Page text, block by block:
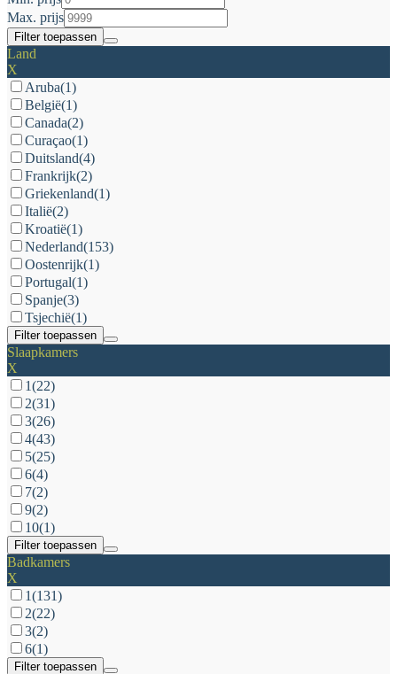
Max. prijs
Filter toepassen
Land
X
Aruba(1)
België(1)
Canada(2)
Curaçao(1)
Duitsland(4)
Frankrijk(2)
Griekenland(1)
Italië(2)
Kroatië(1)
Nederland(153)
Oostenrijk(1)
Portugal(1)
Spanje(3)
Tsjechië(1)
Filter toepassen
Slaapkamers
X
1(22)
2(31)
3(26)
4(43)
5(25)
6(4)
7(2)
9(2)
10(1)
Filter toepassen
Badkamers
X
1(131)
2(22)
3(2)
6(1)
Filter toepassen